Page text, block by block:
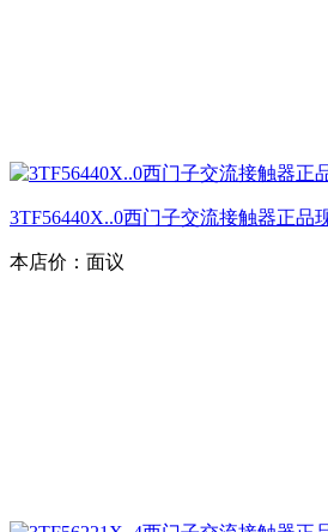
3TF56440X..0西门子交流接触器正品
本店价： 面议